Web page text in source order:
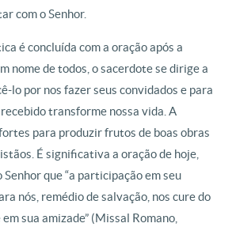
com o Senhor.
é concluída com a oração após a
nome de todos, o sacerdote se dirige a
lo por nos fazer seus convidados e para
transforme nossa vida. A
para produzir frutos de boas obras
É significativa a oração de hoje,
Senhor que “a participação em seu
nós, remédio de salvação, nos cure do
sua amizade” (Missal Romano,